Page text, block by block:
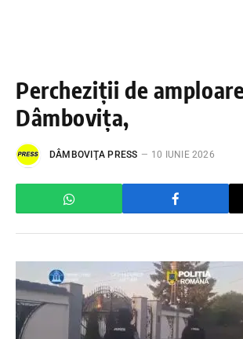
Percheziții de
Dâmbovița,
DÂMBOVIŢA PRESS 10 IUNIE 2026